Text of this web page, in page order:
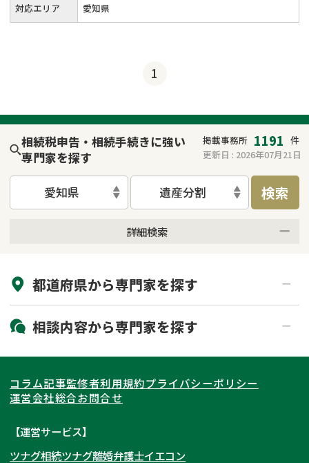
対応エリア 愛知県
1
相続税申告・相続手続きに強い
専門家を探す
掲載事務所 1191 件
更新日 : 2026年07月21日
愛知県 遺産分割 検索
詳細検索
初回相談無料
土日祝の相談可能
都道府県から専門家を探す
北海道・東北
北海道 青森県
岩手県 宮城県
秋田県
関東
東京都 神奈川県
埼玉県
東海
愛知県
関西
相談内容から専門家を探す
相続登記
遺産分割
相続手続き
コラム記事監修者利用規約プライバシーポリシー
運営会社総合お問合せ
【運営サービス】
ツナグ相続ツナグ離婚弁護士イエコン